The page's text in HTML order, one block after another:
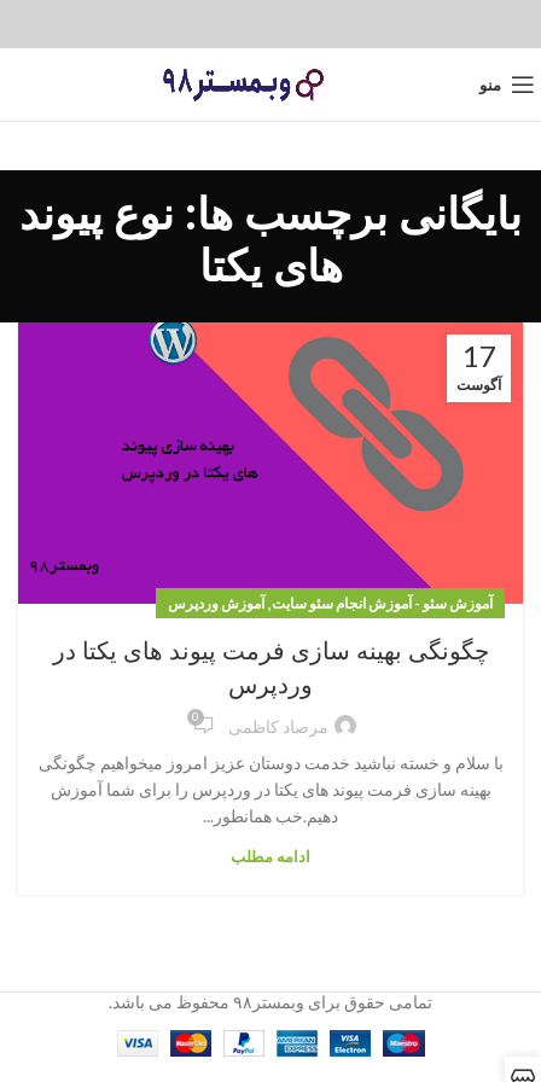
منو
بایگانی برچسب ها: نوع پیوند
های یکتا
17
آگوست
آموزش سئو - آموزش انجام سئو سایت,آموزش وردپرس
چگونگی بهینه سازی فرمت پیوند های یکتا در
وردپرس
مرصاد کاظمی 0
با سلام و خسته نباشید خدمت دوستان عزیز امروز میخواهیم چگونگی
بهینه سازی فرمت پیوند های یکتا در وردپرس را برای شما آموزش
دهیم.خب همانطور...
ادامه مطلب
تمامی حقوق برای وبمستر۹۸ محفوظ می باشد.